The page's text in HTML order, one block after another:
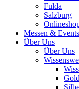
Fulda
Salzburg
Messen & Events
Über Uns
Über Uns
Gold